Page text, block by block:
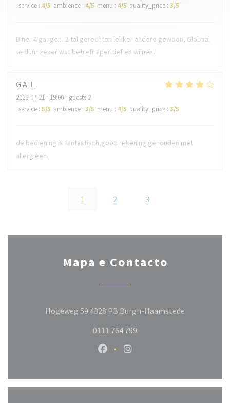
service : 4/5 ambience : 4/5 menu : 4/5 quality_price : 3/5
Diner 4 gangen. 2-tal gerechten lekker andere gewoon, Globaal
te duur zeker wat betrefr aperitief en wijnen.
G.A. L
2026-07-21- 19:00 - guests 2
service : 5/5 ambience : 3/5 menu : 4/5 quality_price : 3/5
de bediening is fantastisch,goed rekening gehouden met
allergieen
1 2 3
Mapa e Contacto
Hogeweg 59 4328 PB Burgh-Haamstede
0111 764 799
Facebook ((abre numa nova
Instagram ((abre numa